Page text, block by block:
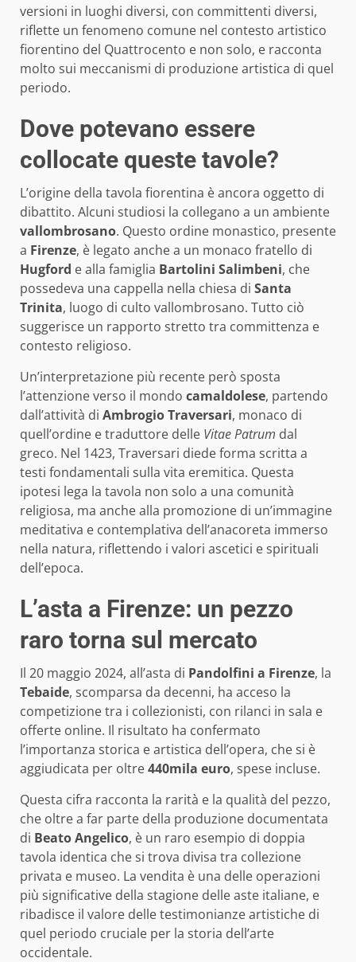
versioni in luoghi diversi, con committenti diversi,
riflette un fenomeno comune nel contesto artistico
fiorentino del Quattrocento e non solo, e racconta
molto sui meccanismi di produzione artistica di quel
periodo.
Dove potevano essere
collocate queste tavole?
L’origine della tavola fiorentina è ancora oggetto di
dibattito. Alcuni studiosi la collegano a un ambiente
vallombrosano. Questo ordine monastico, presente
a Firenze, è legato anche a un monaco fratello di
Hugford e alla famiglia Bartolini Salimbeni, che
possedeva una cappella nella chiesa di Santa
Trinita, luogo di culto vallombrosano. Tutto ciò
suggerisce un rapporto stretto tra committenza e
contesto religioso.
Un’interpretazione più recente però sposta
l’attenzione verso il mondo camaldolese, partendo
dall’attività di Ambrogio Traversari, monaco di
quell’ordine e traduttore delle Vitae Patrum dal
greco. Nel 1423, Traversari diede forma scritta a
testi fondamentali sulla vita eremitica. Questa
ipotesi lega la tavola non solo a una comunità
religiosa, ma anche alla promozione di un’immagine
meditativa e contemplativa dell’anacoreta immerso
nella natura, riflettendo i valori ascetici e spirituali
dell’epoca.
L’asta a Firenze: un pezzo
raro torna sul mercato
Il 20 maggio 2024, all’asta di Pandolfini a Firenze, la
Tebaide, scomparsa da decenni, ha acceso la
competizione tra i collezionisti, con rilanci in sala e
offerte online. Il risultato ha confermato
l’importanza storica e artistica dell’opera, che si è
aggiudicata per oltre440mila euro, spese incluse.
Questa cifra racconta la rarità e la qualità del pezzo,
che oltre a far parte della produzione documentata
di Beato Angelico, è un raro esempio di doppia
tavola identica che si trova divisa tra collezione
privata e museo. La vendita è una delle operazioni
più significative della stagione delle aste italiane, e
ribadisce il valore delle testimonianze artistiche di
quel periodo cruciale per la storia dell’arte
occidentale.